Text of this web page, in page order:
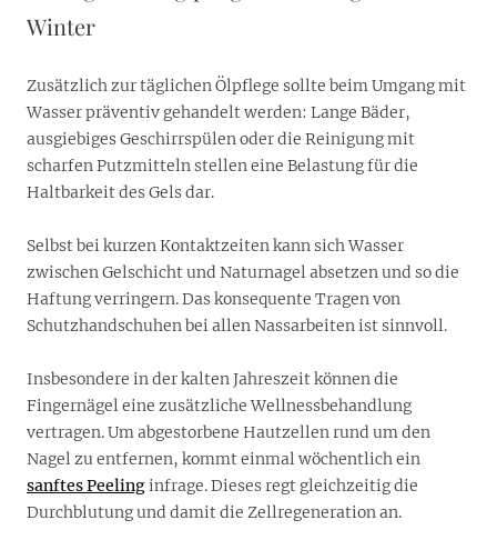
Winter
Zusätzlich zur täglichen Ölpflege sollte beim Umgang mit
Wasser präventiv gehandelt werden: Lange Bäder,
ausgiebiges Geschirrspülen oder die Reinigung mit
scharfen Putzmitteln stellen eine Belastung für die
Haltbarkeit des Gels dar.
Selbst bei kurzen Kontaktzeiten kann sich Wasser
zwischen Gelschicht und Naturnagel absetzen und so die
Haftung verringern. Das konsequente Tragen von
Schutzhandschuhen bei allen Nassarbeiten ist sinnvoll.
Insbesondere in der kalten Jahreszeit können die
Fingernägel eine zusätzliche Wellnessbehandlung
vertragen. Um abgestorbene Hautzellen rund um den
Nagel zu entfernen, kommt einmal wöchentlich ein
sanftes Peelinginfrage. Dieses regt gleichzeitig die
Durchblutung und damit die Zellregeneration an.